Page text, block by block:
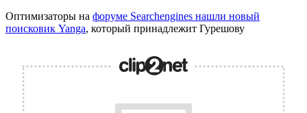
Оптимизаторы на форуме Searchengines нашли новый
поисковик Yanga, который принадлежит Гурешову